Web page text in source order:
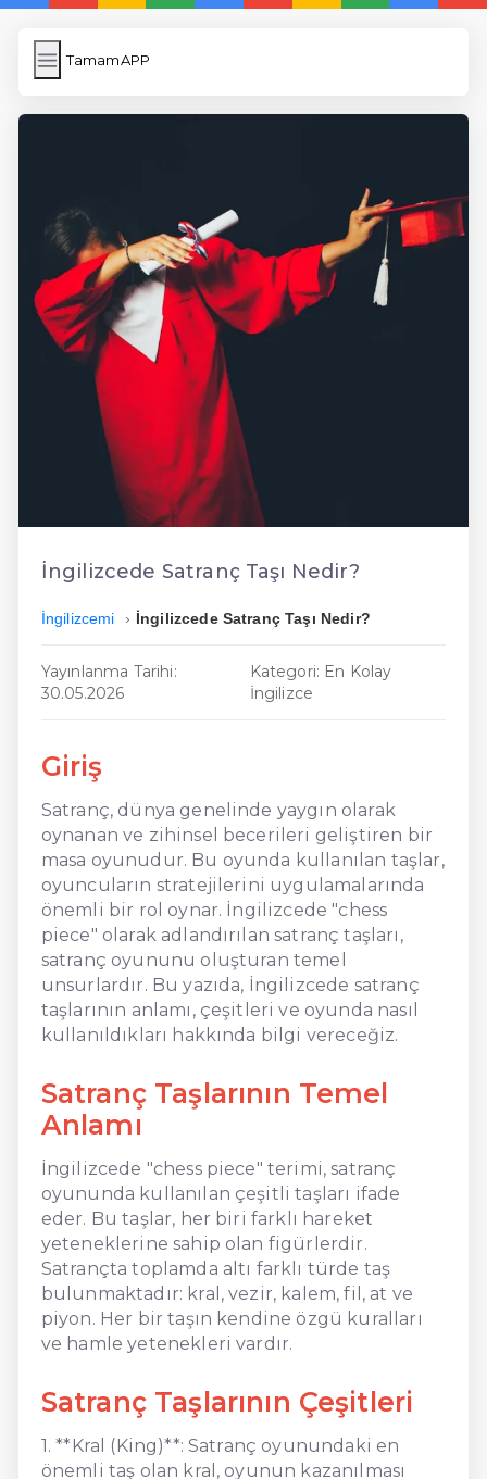
TamamAPP
TamamAPP
Anasayfa
5 Günde İngilizce
İngilizce
Dil Eğitimi
En Hızlı İngilizce
En Kolay İngilizce
En Ucuz İngilizce
En Uygun İngilizce
Hızlı İngilizce
İngilizcede Satranç Taşı Nedir?
İngilizcemi İngilizcede Satranç Taşı Nedir?
Yayınlanma Tarihi:
30.05.2026
Kategori: En Kolay
İngilizce
Giriş
Satranç, dünya genelinde yaygın olarak
oynanan ve zihinsel becerileri geliştiren bir
masa oyunudur. Bu oyunda kullanılan taşlar,
oyuncuların stratejilerini uygulamalarında
önemli bir rol oynar. İngilizcede "chess
piece" olarak adlandırılan satranç taşları,
satranç oyununu oluşturan temel
unsurlardır. Bu yazıda, İngilizcede satranç
taşlarının anlamı, çeşitleri ve oyunda nasıl
kullanıldıkları hakkında bilgi vereceğiz.
Satranç Taşlarının Temel
Anlamı
İngilizcede "chess piece" terimi, satranç
oyununda kullanılan çeşitli taşları ifade
eder. Bu taşlar, her biri farklı hareket
yeteneklerine sahip olan figürlerdir.
Satrançta toplamda altı farklı türde taş
bulunmaktadır: kral, vezir, kalem, fil, at ve
piyon. Her bir taşın kendine özgü kuralları
ve hamle yetenekleri vardır.
Satranç Taşlarının Çeşitleri
1. **Kral (King)**: Satranç oyunundaki en
önemli taş olan kral, oyunun kazanılması